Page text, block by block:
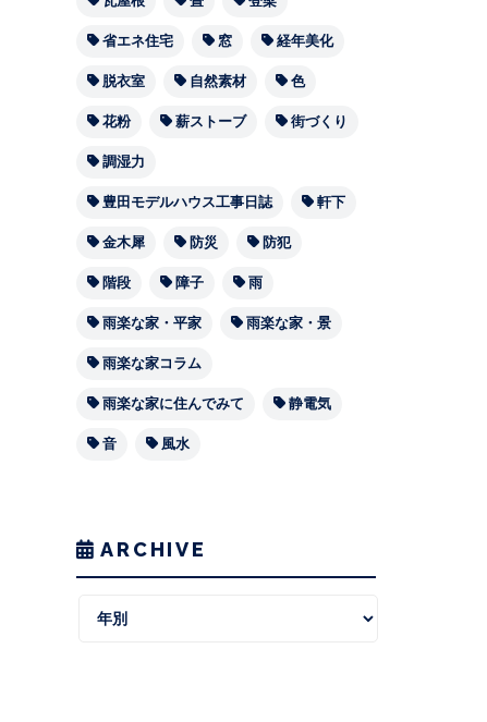
省エネ住宅 窓 経年美化
脱衣室 自然素材 色
花粉 薪ストーブ 街づくり
調湿力
豊田モデルハウス工事日誌 軒下
金木犀 防災 防犯
階段 障子 雨
雨楽な家・平家 雨楽な家・景
雨楽な家コラム
雨楽な家に住んでみて 静電気
音 風水
ARCHIVE